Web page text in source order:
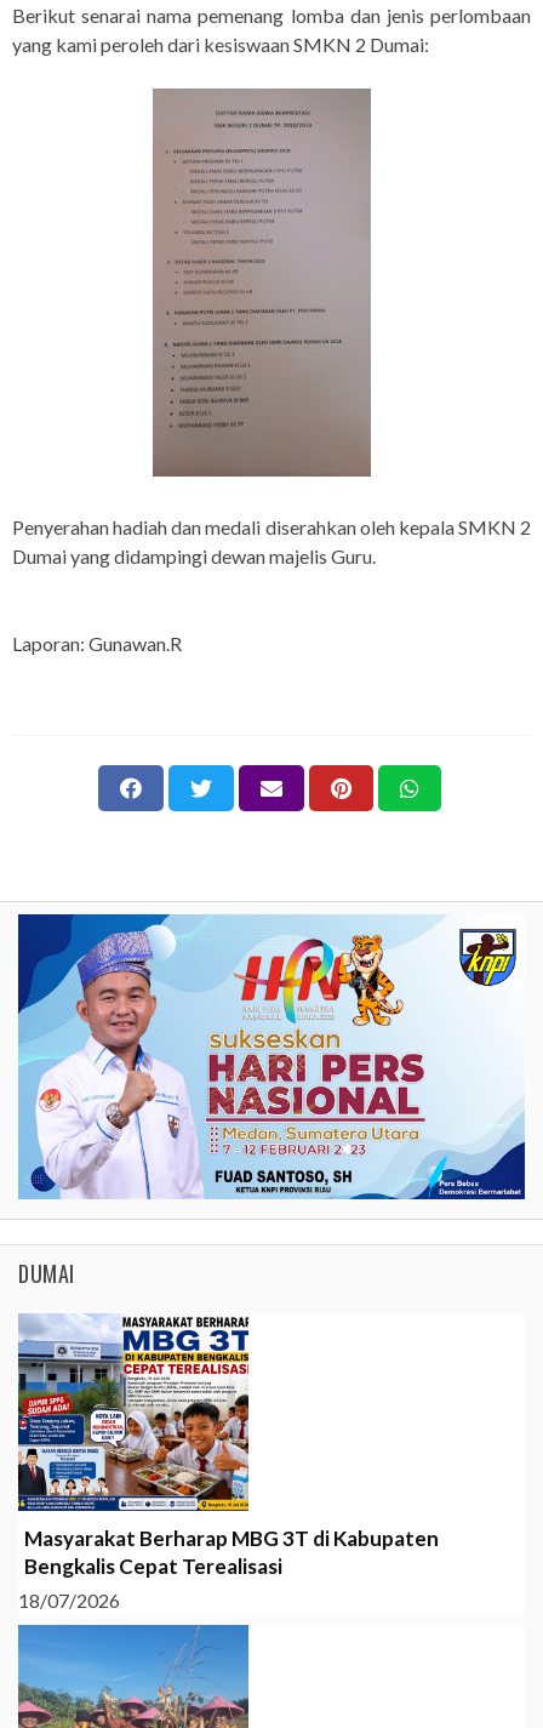
Berikut senarai nama pemenang lomba dan jenis perlombaan
yang kami peroleh dari kesiswaan SMKN 2 Dumai:
Penyerahan hadiah dan medali diserahkan oleh kepala SMKN 2
Dumai yang didampingi dewan majelis Guru.
Laporan: Gunawan.R
DUMAI
Masyarakat Berharap MBG 3T di Kabupaten
Bengkalis Cepat Terealisasi
18/07/2026